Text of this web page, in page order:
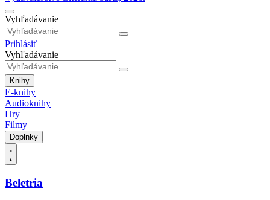
Vyhľadávanie
Prihlásiť
Vyhľadávanie
Knihy
E-knihy
Audioknihy
Hry
Filmy
Doplnky
Beletria